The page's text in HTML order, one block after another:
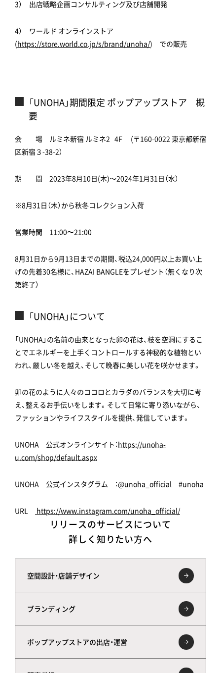
3） 出店戦略企画コンサルティング及び店舗開発
4） ワールド オンラインストア
(https://store.world.co.jp/s/brand/unoha/) での販売
「UNOHA」期間限定 ポップアップストア 概
要
会 場 ルミネ新宿 ルミネ2 4F (〒160-0022 東京都新宿
区新宿３-38-2）
期 間 2023年8月10日(木)～2024年1月31日（水）
※8月31日（木）から秋冬コレクション入荷
営業時間 11:00〜21:00
8月31日から9月13日までの期間、税込24,000円以上お買い上
げの先着30名様に、HAZAI BANGLEをプレゼント（無くなり次
第終了）
「UNOHA」について
「UNOHA」の名前の由来となった卯の花は、枝を空洞にするこ
とでエネルギーを上手くコントロールする神秘的な植物とい
われ、厳しい冬を越え、そして晩春に美しい花を咲かせます。
卯の花のように人々のココロとカラダのバランスを大切に考
え、整えるお手伝いをします。そして日常に寄り添いながら、
ファッションやライフスタイルを提供、発信しています。
UNOHA 公式オンラインサイト：https://unoha-
u.com/shop/default.aspx
UNOHA 公式インスタグラム ：@unoha_official #unoha
URL https://www.instagram.com/unoha_official/
リリースのサービスについて
詳しく知りたい方へ
空間設計・店舗デザイン
ブランディング
ポップアップストアの出店・運営